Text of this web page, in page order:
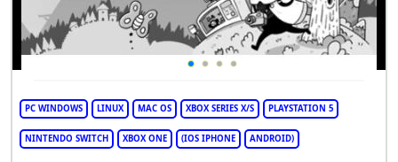
PC WINDOWS LINUX MAC OS XBOX SERIES X/S PLAYSTATION 5
NINTENDO SWITCH XBOX ONE (IOS IPHONE ANDROID)